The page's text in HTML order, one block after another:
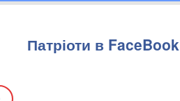
Патріоти в FaceBook